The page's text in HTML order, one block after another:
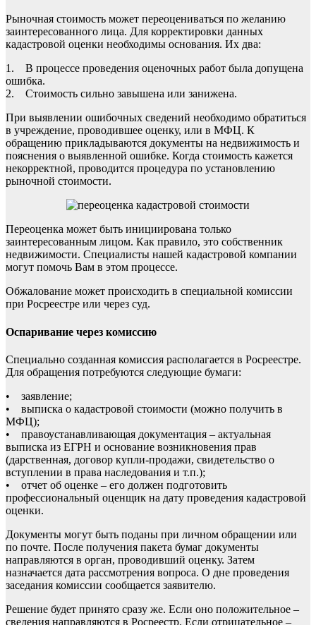
Рыночная стоимость может переоцениваться по желанию
заинтересованного лица. Для корректировки данных
кадастровой оценки необходимы основания. Их два:
1. В процессе проведения оценочных работ была допущена
ошибка.
2. Стоимость сильно завышена или занижена.
При выявлении ошибочных сведений необходимо обратиться
в учреждение, проводившее оценку, или в МФЦ. К
обращению прикладываются документы на недвижимость и
пояснения о выявленной ошибке. Когда стоимость кажется
некорректной, проводится процедура по установлению
рыночной стоимости.
Переоценка может быть инициирована только
заинтересованным лицом. Как правило, это собственник
недвижимости. Специалисты нашей кадастровой компании
могут помочь Вам в этом процессе.
Обжалование может происходить в специальной комиссии
при Росреестре или через суд.
Оспаривание через комиссию
Специально созданная комиссия располагается в Росреестре.
Для обращения потребуются следующие бумаги:
• заявление;
• выписка о кадастровой стоимости (можно получить в
МФЦ);
• правоустанавливающая документация – актуальная
выписка из ЕГРН и основание возникновения прав
(дарственная, договор купли-продажи, свидетельство о
вступлении в права наследования и т.п.);
• отчет об оценке – его должен подготовить
профессиональный оценщик на дату проведения кадастровой
оценки.
Документы могут быть поданы при личном обращении или
по почте. После получения пакета бумаг документы
направляются в орган, проводивший оценку. Затем
назначается дата рассмотрения вопроса. О дне проведения
заседания комиссии сообщается заявителю.
Решение будет принято сразу же. Если оно положительное –
сведения направляются в Росреестр. Если отрицательное –